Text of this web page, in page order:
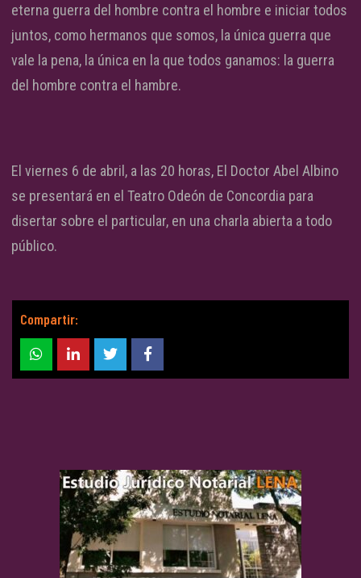
eterna guerra del hombre contra el hombre e iniciar todos
juntos, como hermanos que somos, la única guerra que
vale la pena, la única en la que todos ganamos: la guerra
del hombre contra el hambre.
El viernes 6 de abril, a las 20 horas, El Doctor Abel Albino
se presentará en el Teatro Odeón de Concordia para
disertar sobre el particular, en una charla abierta a todo
público.
Compartir: